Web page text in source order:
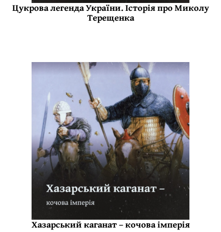
Цукрова легенда України. Історія про Миколу
Терещенка
Хазарський каганат – кочова імперія